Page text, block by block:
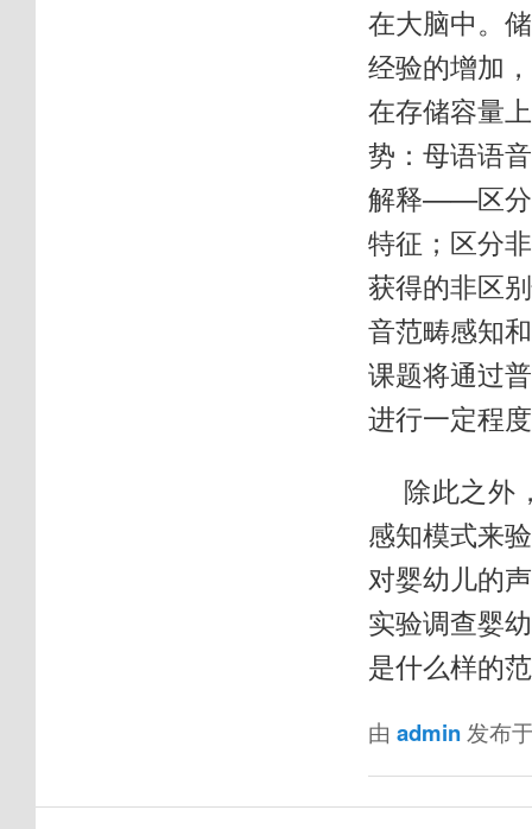
在大脑中。
经验的增加
在存储容量
势：母语语
解释——区分
特征；区分
获得的非区
音范畴感知
课题将通过
进行一定程
除此之外
感知模式来
对婴幼儿的
实验调查婴
是什么样的
由 admin 发布